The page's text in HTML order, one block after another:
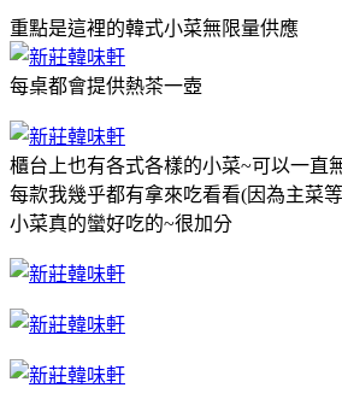
重點是這裡的韓式小菜無限量供應
每桌都會提供熱茶一壺
櫃台上也有各式各樣的小菜~可以一直
每款我幾乎都有拿來吃看看(因為主菜
小菜真的蠻好吃的~很加分